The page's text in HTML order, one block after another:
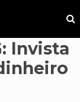
Invista